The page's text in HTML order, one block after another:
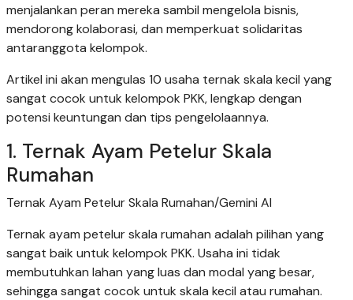
menjalankan peran mereka sambil mengelola bisnis,
mendorong kolaborasi, dan memperkuat solidaritas
antaranggota kelompok.
Artikel ini akan mengulas 10 usaha ternak skala kecil yang
sangat cocok untuk kelompok PKK, lengkap dengan
potensi keuntungan dan tips pengelolaannya.
1. Ternak Ayam Petelur Skala
Rumahan
Ternak Ayam Petelur Skala Rumahan/Gemini AI
Ternak ayam petelur skala rumahan adalah pilihan yang
sangat baik untuk kelompok PKK. Usaha ini tidak
membutuhkan lahan yang luas dan modal yang besar,
sehingga sangat cocok untuk skala kecil atau rumahan.